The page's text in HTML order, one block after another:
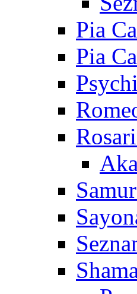
Pia
Pia